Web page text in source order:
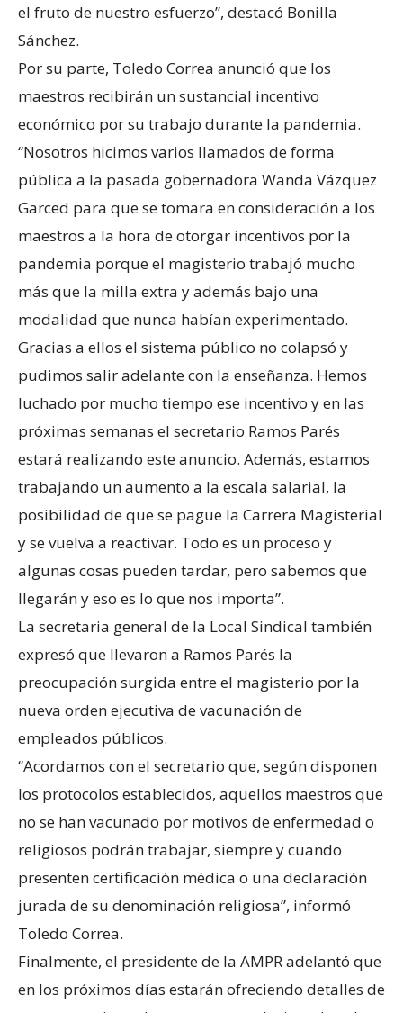
el fruto de nuestro esfuerzo”, destacó Bonilla
Sánchez.
Por su parte, Toledo Correa anunció que los
maestros recibirán un sustancial incentivo
económico por su trabajo durante la pandemia.
“Nosotros hicimos varios llamados de forma
pública a la pasada gobernadora Wanda Vázquez
Garced para que se tomara en consideración a los
maestros a la hora de otorgar incentivos por la
pandemia porque el magisterio trabajó mucho
más que la milla extra y además bajo una
modalidad que nunca habían experimentado.
Gracias a ellos el sistema público no colapsó y
pudimos salir adelante con la enseñanza. Hemos
luchado por mucho tiempo ese incentivo y en las
próximas semanas el secretario Ramos Parés
estará realizando este anuncio. Además, estamos
trabajando un aumento a la escala salarial, la
posibilidad de que se pague la Carrera Magisterial
y se vuelva a reactivar. Todo es un proceso y
algunas cosas pueden tardar, pero sabemos que
llegarán y eso es lo que nos importa”.
La secretaria general de la Local Sindical también
expresó que llevaron a Ramos Parés la
preocupación surgida entre el magisterio por la
nueva orden ejecutiva de vacunación de
empleados públicos.
“Acordamos con el secretario que, según disponen
los protocolos establecidos, aquellos maestros que
no se han vacunado por motivos de enfermedad o
religiosos podrán trabajar, siempre y cuando
presenten certificación médica o una declaración
jurada de su denominación religiosa”, informó
Toledo Correa.
Finalmente, el presidente de la AMPR adelantó que
en los próximos días estarán ofreciendo detalles de